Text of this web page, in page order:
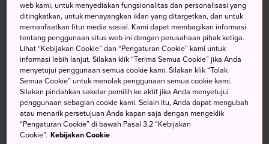
Menuju Lokasi
Sakai dan Kishiwada terletak di sebelah tenggara Osaka
dan dilewati dalam perjalanan ke Bandara Internasional
Kansai.
Kedua kota ini ditempuh dalam waktu satu jam dari Osaka
dan mudah dicapai menggunakan kereta api Nankai atau
web kami, untuk menyediakan fungsionalitas dan personalisasi yang
ditingkatkan, untuk menayangkan iklan yang ditargetkan, dan untuk
memanfaatkan fitur media sosial. Kami dapat membagikan informasi
tentang penggunaan situs web ini dengan perusahaan pihak ketiga.
Lihat “Kebijakan Cookie” dan “Pengaturan Cookie” kami untuk
informasi lebih lanjut. Silakan klik “Terima Semua Cookie” jika Anda
menyetujui penggunaan semua cookie kami. Silakan klik “Tolak
Semua Cookie” untuk menolak penggunaan semua cookie kami.
Silakan pindahkan sakelar pemilih ke aktif jika Anda menyetujui
penggunaan sebagian cookie kami. Selain itu, Anda dapat mengubah
atau menarik persetujuan Anda kapan saja dengan mengeklik
“Pengaturan Cookie” di bawah Pasal 3.2 “Kebijakan
Cookie”. Kebijakan Cookie